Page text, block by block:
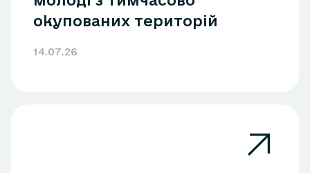
окупованих територій
14.07.26